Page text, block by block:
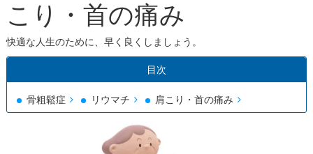
装具外来
ゆるリハビリテーション
ゆるトレーニング
施設・設備のご案内
こり・首の痛み
快適な人生のために、早く良くしましょう。
目次
骨粗鬆症 リウマチ 肩こり・首の痛み